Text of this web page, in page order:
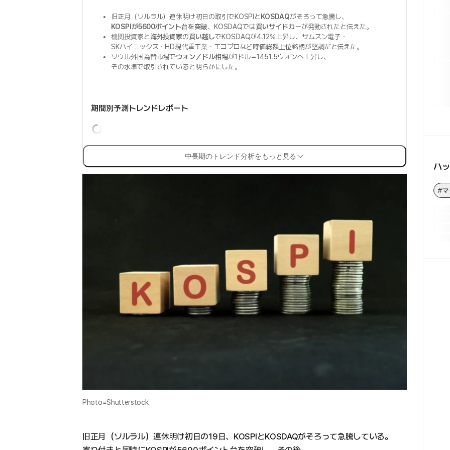
旧正月（ソルラル）連休明け初日の取引でKOSPIと KOSDAQがそろって急騰し、
KOSPIが5600ポイント台を突破、KOSDAQでは買いサイドカーが発動されたと伝えた。
機関投資家と海外投資家の買い越しでKOSDAQが4.12%上昇し、サムスン電子・
SKハイニックス・HD現代重工業・エコプロなど時価総額上位銘柄が堅調だと伝えた。
ソウル外国為替市場でウォン／ドル相場が1ドル＝1451.5ウォンへ上昇し、
その水準で取引されていると明らかにした。
期間別予測トレンドレポート
中長期のトレンド分析をもっと見る
Photo=Shutterstock
旧正月（ソルラル）連休明け初日の19日、KOSPIとKOSDAQがそろって急騰している。
ハ
#